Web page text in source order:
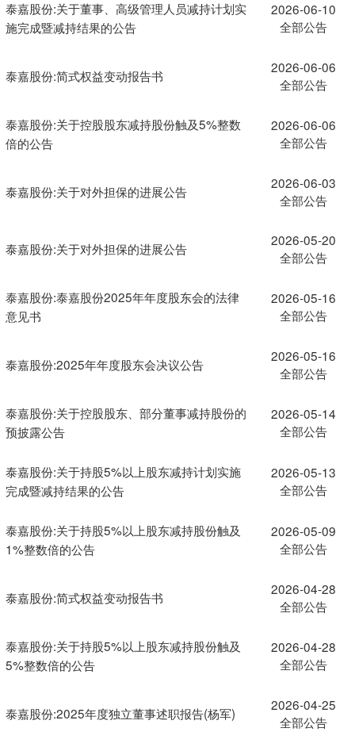
泰嘉股份:关于董事、高级管理人员减持计划实
施完成暨减持结果的公告
2026-06-10
全部公告
泰嘉股份:简式权益变动报告书
2026-06-06
全部公告
泰嘉股份:关于控股股东减持股份触及5%整数
倍的公告
2026-06-06
全部公告
泰嘉股份:关于对外担保的进展公告
2026-06-03
全部公告
泰嘉股份:关于对外担保的进展公告
2026-05-20
全部公告
泰嘉股份:泰嘉股份2025年年度股东会的法律
意见书
2026-05-16
全部公告
泰嘉股份:2025年年度股东会决议公告
2026-05-16
全部公告
泰嘉股份:关于控股股东、部分董事减持股份的
预披露公告
2026-05-14
全部公告
泰嘉股份:关于持股5%以上股东减持计划实施
完成暨减持结果的公告
2026-05-13
全部公告
泰嘉股份:关于持股5%以上股东减持股份触及
1%整数倍的公告
2026-05-09
全部公告
泰嘉股份:简式权益变动报告书
2026-04-28
全部公告
泰嘉股份:关于持股5%以上股东减持股份触及
5%整数倍的公告
2026-04-28
全部公告
泰嘉股份:2025年度独立董事述职报告(杨军)
2026-04-25
全部公告